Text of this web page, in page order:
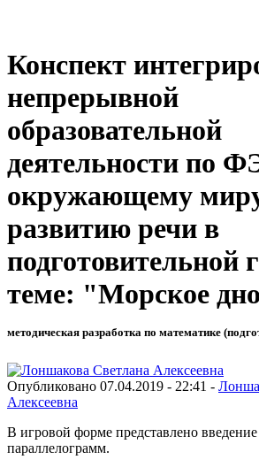
Конспект
непрерывной
образовательной
деятельности по
окружающему
развитию речи в
подготовительной
теме: "Морское
методическая разработка по математике
Опубликовано 07.04.2019 - 22:41 -
Алексеевна
В игровой форме представлено
параллелограмм.